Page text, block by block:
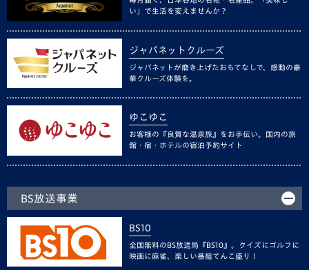
い」で生活を変えませんか？
ジャパネットクルーズ
ジャパネットが磨き上げたおもてなしで、感動の豪
華クルーズ体験を。
ゆこゆこ
お客様の『良質な温泉旅』をお手伝い。国内の旅
館・宿・ホテルの宿泊予約サイト
BS放送事業
BS10
全国無料のBS放送局『BS10』。クイズにゴルフに
映画に麻雀、楽しい番組てんこ盛り！